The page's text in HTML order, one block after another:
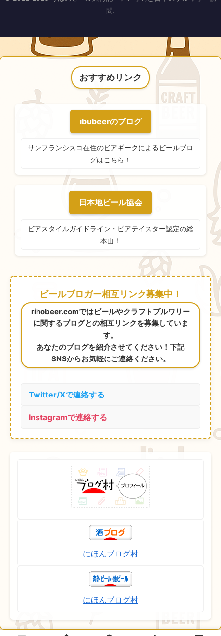
問.
おすすめリンク
ibubeerのブログ
サンフランシスコ在住のビアギークによるビールブロ
グはこちら！
日本地ビール協会
ビアスタイルガイドライン・ビアテイスター認定の総
本山！
ビールブロガー相互リンク募集中！
rihobeer.comではビールやクラフトブルワリー
に関するブログとの相互リンクを募集していま
す。
あなたのブログを紹介させてください！下記
SNSからお気軽にご連絡ください。
Twitter/Xで連絡する
Instagramで連絡する
にほんブログ村
にほんブログ村